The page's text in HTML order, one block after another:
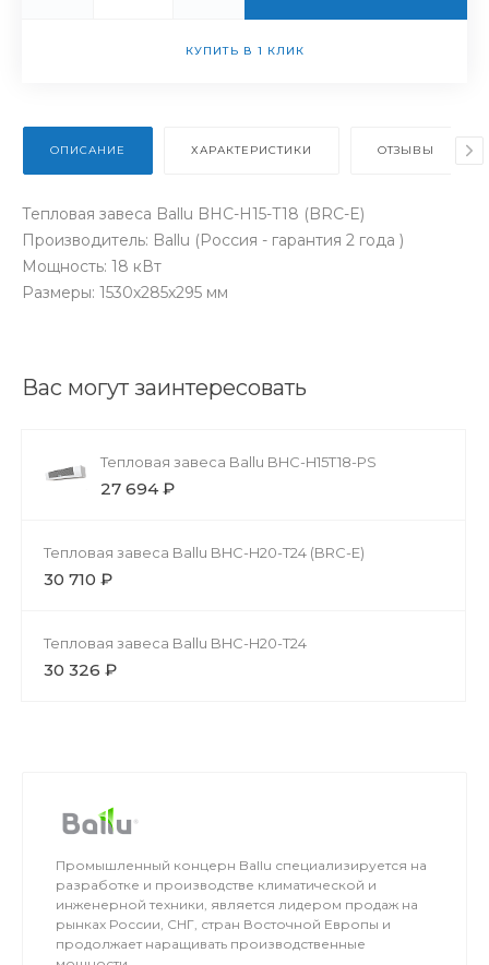
КУПИТЬ В 1 КЛИК
ОПИСАНИЕ ХАРАКТЕРИСТИКИ ОТЗЫВЫ
Тепловая завеса Ballu BHC-H15-T18 (BRC-E)
Производитель: Ballu (Россия - гарантия 2 года )
Мощность: 18 кВт
Размеры: 1530х285х295 мм
Вас могут заинтересовать
Тепловая завеса Ballu BHC-H15T18-PS
27 694 ₽
Тепловая завеса Ballu BHC-H20-T24 (BRC-E)
30 710 ₽
Тепловая завеса Ballu BHC-H20-T24
30 326 ₽
Промышленный концерн Ballu специализируется на
разработке и производстве климатической и
инженерной техники, является лидером продаж на
рынках России, СНГ, стран Восточной Европы и
продолжает наращивать производственные